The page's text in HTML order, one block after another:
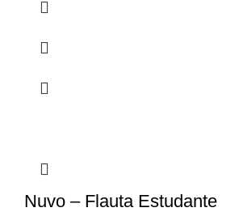
Nuvo – Flauta Estudante